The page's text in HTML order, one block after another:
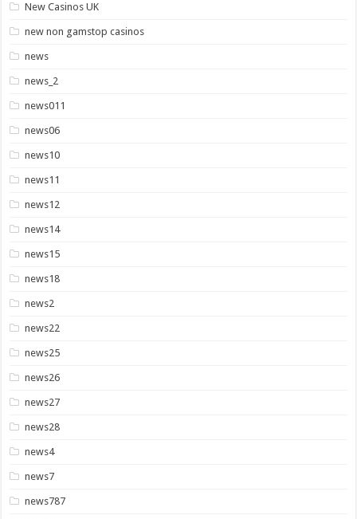
New Casinos UK
new non gamstop casinos
news
news_2
news011
news06
news10
news11
news12
news14
news15
news18
news2
news22
news25
news26
news27
news28
news4
news7
news787